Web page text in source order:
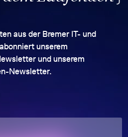
aus der Bremer IT- und
unserem
und unserem
Newsletter.